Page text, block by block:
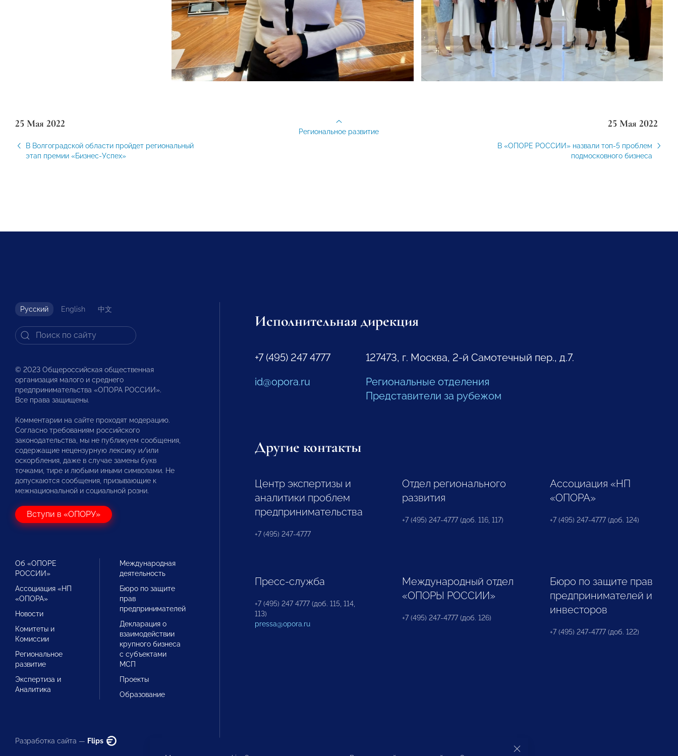
25 Мая 2022
В Волгоградской области пройдет региональный
этап премии «Бизнес-Успех»
25 Мая 2022
В «ОПОРЕ РОССИИ» назвали топ-5 проблем
подмосковного бизнеса
Региональное развитие
Русский English 中文
© 2023 Общероссийская общественная
организация малого и среднего
предпринимательства «ОПОРА РОССИИ».
Все права защищены.
Комментарии на сайте проходят модерацию.
Согласно требованиям российского
законодательства, мы не публикуем сообщения,
содержащие нецензурную лексику и/или
оскорбления, даже в случае замены букв
точками, тире и любыми иными символами. Не
допускаются сообщения, призывающие к
межнациональной и социальной розни.
Вступи в «ОПОРУ»
Об «ОПОРЕ
РОССИИ»
Ассоциация «НП
«ОПОРА»
Новости
Комитеты и
Комиссии
Региональное
развитие
Экспертиза и
Аналитика
Международная
деятельность
Бюро по защите
прав
предпринимателей
Декларация о
взаимодействии
крупного бизнеса
с субъектами
МСП
Проекты
Образование
Разработка сайта — Flips
Исполнительная дирекция
+7 (495) 247 4777
id@opora.ru
127473, г. Москва, 2-й Самотечный пер., д.7.
Региональные отделения
Представители за рубежом
Другие контакты
Центр экспертизы и
аналитики проблем
предпринимательства
+7 (495) 247-4777
Отдел регионального
развития
+7 (495) 247-4777 (доб. 116, 117)
Ассоциация «НП
«ОПОРА»
+7 (495) 247-4777 (доб. 124)
Пресс-служба
+7 (495) 247 4777 (доб. 115, 114,
113)
pressa@opora.ru
Международный отдел
«ОПОРЫ РОССИИ»
+7 (495) 247-4777 (доб. 126)
Бюро по защите прав
предпринимателей и
инвесторов
+7 (495) 247-4777 (доб. 122)